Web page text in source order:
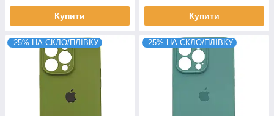
Купити Купити
-25% НА СКЛО/ПЛІВКУ -25% НА СКЛО/ПЛІВКУ